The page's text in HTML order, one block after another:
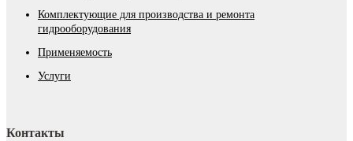
Комплектующие для производства и ремонта
гидрооборудования
Применяемость
Услуги
Контакты